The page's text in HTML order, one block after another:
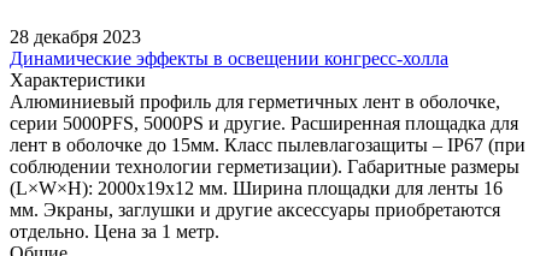
28 декабря 2023
Динамические эффекты в освещении конгресс-холла
Характеристики
Алюминиевый профиль для герметичных лент в оболочке,
серии 5000PFS, 5000PS и другие. Расширенная площадка для
лент в оболочке до 15мм. Класс пылевлагозащиты – IP67 (при
соблюдении технологии герметизации). Габаритные размеры
(L×W×H): 2000x19x12 мм. Ширина площадки для ленты 16
мм. Экраны, заглушки и другие аксессуары приобретаются
отдельно. Цена за 1 метр.